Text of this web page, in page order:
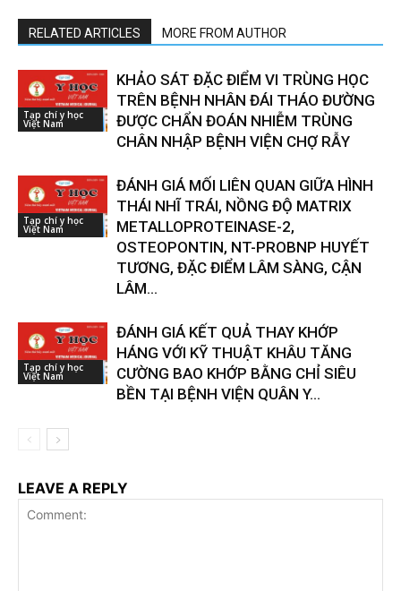
RELATED ARTICLES MORE FROM AUTHOR
Tạp chí y học
Việt Nam
KHẢO SÁT ĐẶC ĐIỂM VI TRÙNG HỌC
TRÊN BỆNH NHÂN ĐÁI THÁO ĐƯỜNG
ĐƯỢC CHẨN ĐOÁN NHIỄM TRÙNG
CHÂN NHẬP BỆNH VIỆN CHỢ RẪY
Tạp chí y học
Việt Nam
ĐÁNH GIÁ MỐI LIÊN QUAN GIỮA HÌNH
THÁI NHĨ TRÁI, NỒNG ĐỘ MATRIX
METALLOPROTEINASE-2,
OSTEOPONTIN, NT-PROBNP HUYẾT
TƯƠNG, ĐẶC ĐIỂM LÂM SÀNG, CẬN
LÂM...
Tạp chí y học
Việt Nam
ĐÁNH GIÁ KẾT QUẢ THAY KHỚP
HÁNG VỚI KỸ THUẬT KHÂU TĂNG
CƯỜNG BAO KHỚP BẰNG CHỈ SIÊU
BỀN TẠI BỆNH VIỆN QUÂN Y...
LEAVE A REPLY